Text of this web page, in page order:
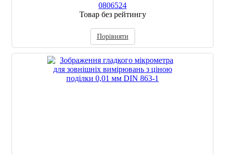
0806524
Товар без рейтингу
Порівняти